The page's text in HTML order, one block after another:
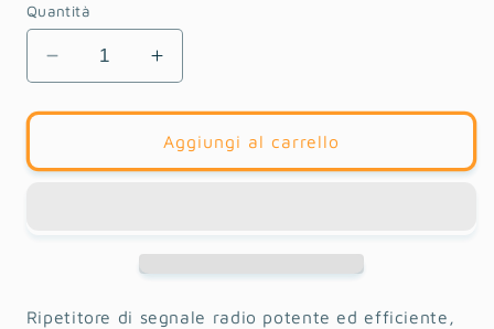
Quantità
Diminuisci
quantità
per
Aumenta
quantità
per
ReX
Aggiungi al carrello
Ripetitore di segnale radio potente ed efficiente,